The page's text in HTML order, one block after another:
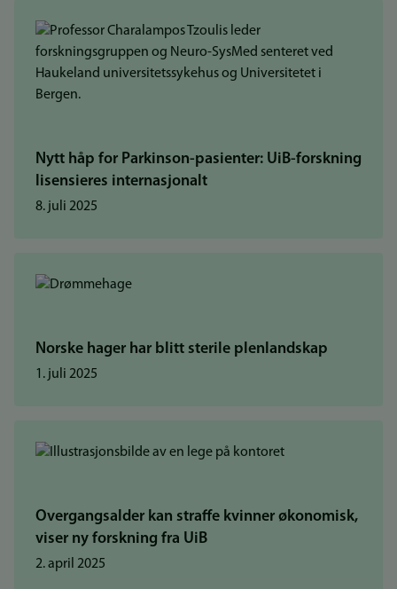
Nytt håp for Parkinson-pasienter: UiB-forskning
lisensieres internasjonalt
8. juli 2025
Norske hager har blitt sterile plenlandskap
1. juli 2025
Overgangsalder kan straffe kvinner økonomisk,
viser ny forskning fra UiB
2. april 2025